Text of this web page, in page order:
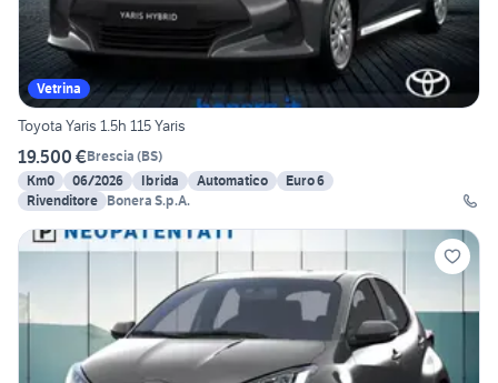
Vetrina
Toyota Yaris 1.5h 115 Yaris
19.500 €Brescia (BS)
Km0
06/2026 Ibrida Automatico
Euro 6
Rivenditore Bonera S.p.A.